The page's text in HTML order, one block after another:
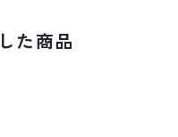
た商品